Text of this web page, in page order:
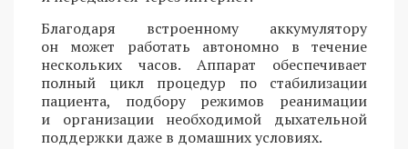
Благодаря встроенному аккумулятору
он может работать автономно в течение
нескольких часов. Аппарат обеспечивает
полный цикл процедур по стабилизации
пациента, подбору режимов реанимации
и организации необходимой дыхательной
поддержки даже в домашних условиях.